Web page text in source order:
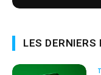
LES DERNIERS